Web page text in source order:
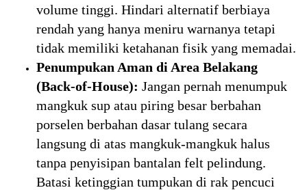
volume tinggi. Hindari alternatif berbiaya
rendah yang hanya meniru warnanya tetapi
tidak memiliki ketahanan fisik yang memadai.
Penumpukan Aman di Area Belakang
(Back-of-House): Jangan pernah menumpuk
mangkuk sup atau piring besar berbahan
porselen berbahan dasar tulang secara
langsung di atas mangkuk-mangkuk halus
tanpa penyisipan bantalan felt pelindung.
Batasi ketinggian tumpukan di rak pencuci